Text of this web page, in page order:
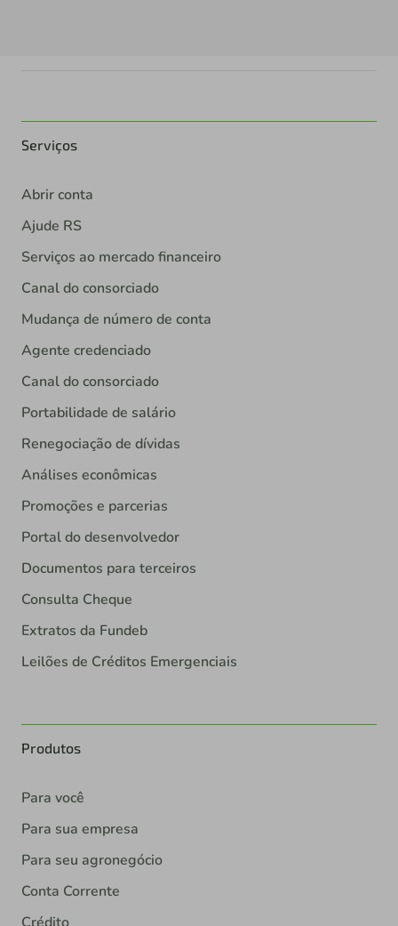
Serviços
Abrir conta
Ajude RS
Serviços ao mercado financeiro
Canal do consorciado
Mudança de número de conta
Agente credenciado
Canal do consorciado
Portabilidade de salário
Renegociação de dívidas
Análises econômicas
Promoções e parcerias
Portal do desenvolvedor
Documentos para terceiros
Consulta Cheque
Extratos da Fundeb
Leilões de Créditos Emergenciais
Produtos
Para você
Para sua empresa
Para seu agronegócio
Conta Corrente